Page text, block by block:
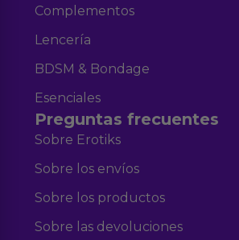
Complementos
Lencería
BDSM & Bondage
Esenciales
Preguntas frecuentes
Sobre Erotiks
Sobre los envíos
Sobre los productos
Sobre las devoluciones